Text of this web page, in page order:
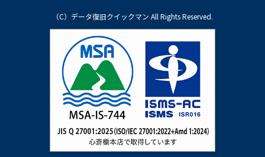
（C）データ復旧クイックマン All Rights Reserved.